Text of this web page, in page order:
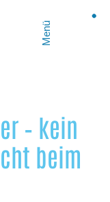
Menü
– kein
beim